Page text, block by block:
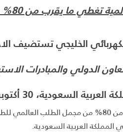
الطلب العالمي للطاقة الكهربائية، وحوالي 21 % من مجمل الانتاج العالمي:
الخليجي تستضيف
الدولي والمبادرات
السعودية، 30 أكتوبر 2024:
المملكة العربية السعودية.